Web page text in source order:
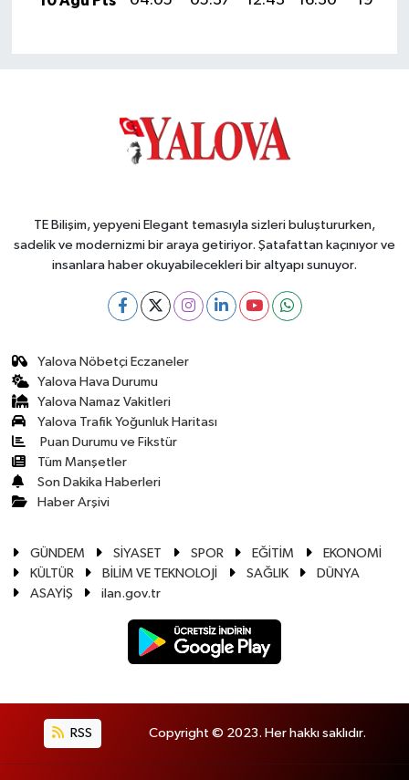
TE Bilişim, yepyeni Elegant temasıyla sizleri buluştururken,
sadelik ve modernizmi bir araya getiriyor. Şatafattan kaçınıyor ve
insanlara haber okuyabilecekleri bir altyapı sunuyor.
Yalova Nöbetçi Eczaneler
Yalova Hava Durumu
Yalova Namaz Vakitleri
Yalova Trafik Yoğunluk Haritası
Puan Durumu ve Fikstür
Tüm Manşetler
Son Dakika Haberleri
Haber Arşivi
GÜNDEM SİYASET SPOR EĞİTİM
EKONOMİ
KÜLTÜR
BİLİM VE TEKNOLOJİ SAĞLIK
DÜNYA
ASAYİŞ
ilan.gov.tr
RSS Copyright © 2023. Her hakkı saklıdır.